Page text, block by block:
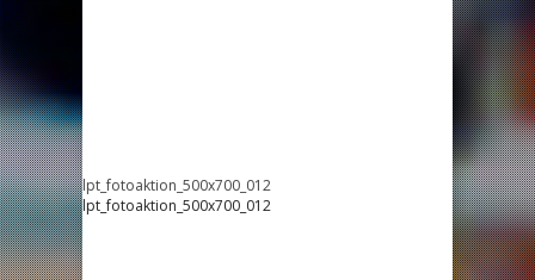
lpt_fotoaktion_500x700_012
lpt_fotoaktion_500x700_012